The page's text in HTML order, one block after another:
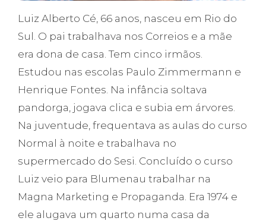
Luiz Alberto Cé, 66 anos, nasceu em Rio do
Sul. O pai trabalhava nos Correios e a mãe
era dona de casa. Tem cinco irmãos.
Estudou nas escolas Paulo Zimmermann e
Henrique Fontes. Na infância soltava
pandorga, jogava clica e subia em árvores.
Na juventude, frequentava as aulas do curso
Normal à noite e trabalhava no
supermercado do Sesi. Concluído o curso
Luiz veio para Blumenau trabalhar na
Magna Marketing e Propaganda. Era 1974 e
ele alugava um quarto numa casa da